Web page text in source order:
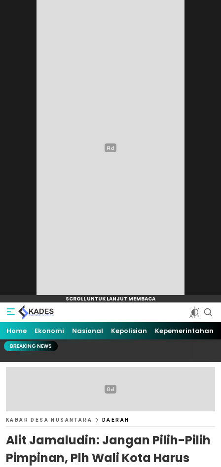
Home Ekonomi Nasional Kepolisian Kepemerintahan
BREAKING NEWS
KABAR DESA NUSANTARA DAERAH
Alit Jamaludin: Jangan Pilih-Pilih
Pimpinan, Plh Wali Kota Harus